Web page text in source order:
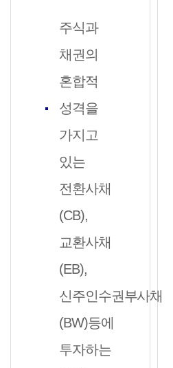
주식과
채권의
혼합적
성격을
가지고
있는
전환사채
(CB),
교환사채
(EB),
신주인수권부사채
(BW)등에
투자하는